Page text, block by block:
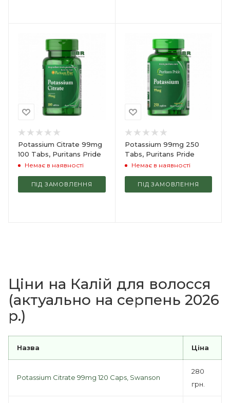
Potassium Citrate 99mg
100 Tabs, Puritans Pride
Немає в наявності
ПІД ЗАМОВЛЕННЯ
Potassium 99mg 250
Tabs, Puritans Pride
Немає в наявності
ПІД ЗАМОВЛЕННЯ
Ціни на Калій для волосся
(актуально на серпень 2026
р.)
Назва Ціна
Potassium Citrate 99mg 120 Caps, Swanson
280
грн.